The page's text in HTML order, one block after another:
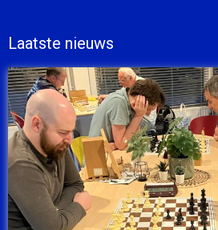
Laatste nieuws